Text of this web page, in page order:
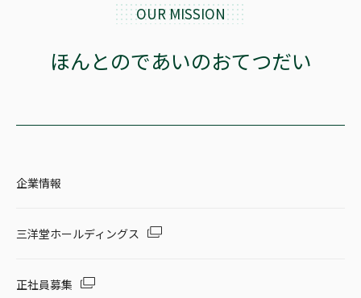
OUR MISSION
ほんとのであいのおてつだい
企業情報
三洋堂ホールディングス
正社員募集